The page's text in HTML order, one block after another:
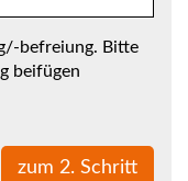
befreiung. Bitte
beifügen